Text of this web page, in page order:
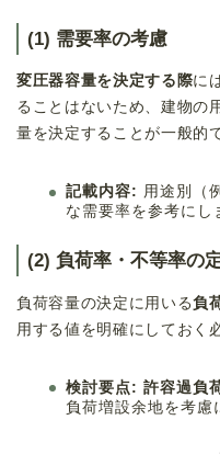
(1) 需要率の考慮
変圧器容量を決定する際に
ることはないため、建物の
量を決定することが一般的
記載内容: 用途別（
な需要率を参考にし
(2) 負荷率・不等率の
負荷容量の決定に用いる負
用する値を明確にしておく
検討要点: 許容過負
負荷増設余地を考慮